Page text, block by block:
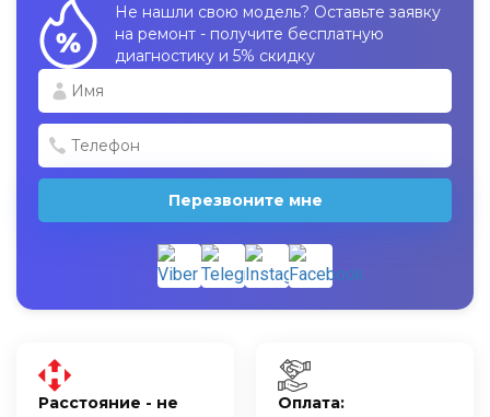
Не нашли свою модель? Оставьте заявку
на ремонт - получите бесплатную
диагностику и 5% скидку
Перезвоните мне
Расстояние - не
Оплата: